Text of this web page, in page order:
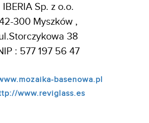
IBERIA Sp. z o.o.
300 Myszków ,
38
: 577 197 56 47
basenowa.pl
www.reviglass.es